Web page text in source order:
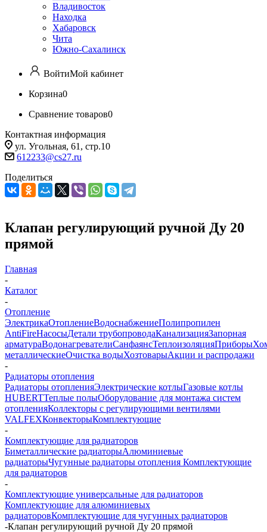
Владивосток
Находка
Хабаровск
Чита
Южно-Сахалинск
ВойтиМой кабинет
Корзина0
Сравнение товаров0
Контактная информация
ул. Угольная, 61, стр.10
612233@cs27.ru
Поделиться
Клапан регулирующий ручной Ду 20
прямой
Главная
-
Каталог
-
Отопление
ЭлектрикаОтоплениеВодоснабжениеПолипропилен
AntiFireНасосыДетали трубопроводаКанализацияЗапорная
арматураВодонагревателиСанфаянсТеплоизоляцияПриборы
металлическиеОчистка водыХозтоварыАкции и распродажи
-
Радиаторы отопления
Радиаторы отопленияЭлектрические котлыГазовые котлы
HUBERTТеплые полыОборудование для монтажа систем
отопленияКоллекторы с регулирующими вентилями
VALFEXКонвекторыКомплектующие
-
Комплектующие для радиаторов
Биметаллические радиаторыАлюминиевые
радиаторыЧугунные радиаторы отопления Комплектующие
для радиаторов
-
Комплектующие универсальные для радиаторов
Комплектующие для алюминиевых
радиаторовКомплектующие для чугунных радиаторов
-Клапан регулирующий ручной Ду 20 прямой